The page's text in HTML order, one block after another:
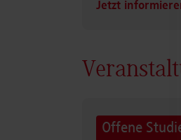
Jetzt
Offene